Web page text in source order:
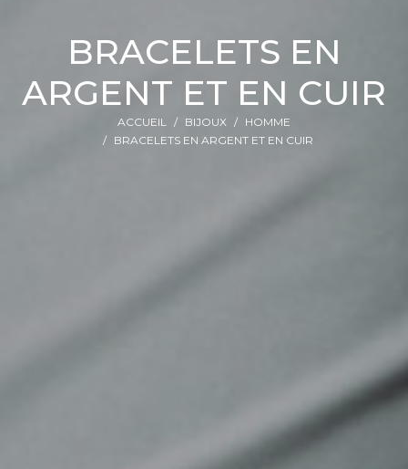
BRACELETS EN
ARGENT ET EN CUIR
ACCUEIL BIJOUX
HOMME
BRACELETS EN ARGENT ET EN CUIR